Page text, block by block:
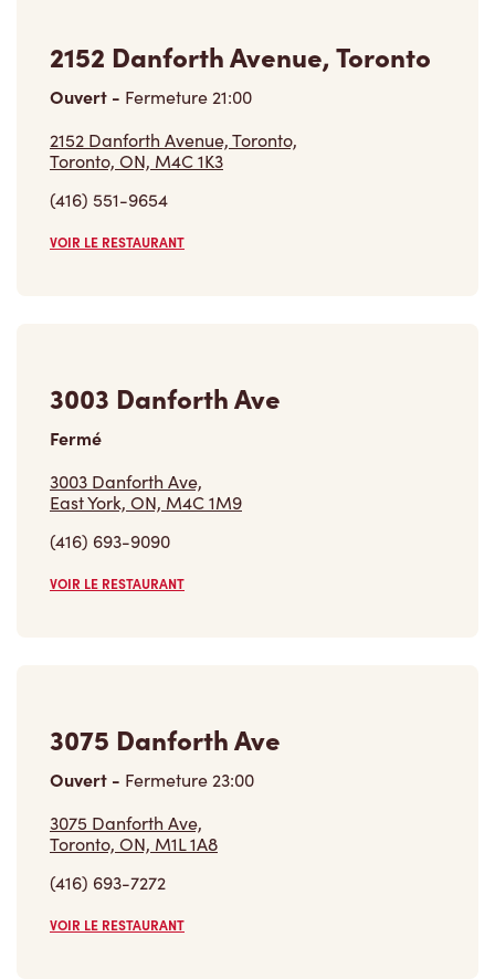
Ouvert -Fermeture21:00
2152 Danforth Avenue, Toronto,
Toronto, ON, M4C 1K3
(416) 551-9654
VOIR LE RESTAURANT
Fermé
3003 Danforth Ave,
East York, ON, M4C 1M9
(416) 693-9090
VOIR LE RESTAURANT
Ouvert -Fermeture23:00
3075 Danforth Ave,
Toronto, ON, M1L 1A8
(416) 693-7272
VOIR LE RESTAURANT